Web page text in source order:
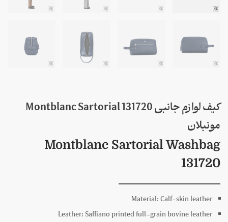
کیف لوازم جانبی 131720 Montblanc Sartorial
مونبلان
Montblanc Sartorial Washbag
131720
Material:Calf-skin leather
Leather:Saffiano printed full-grain bovine leather